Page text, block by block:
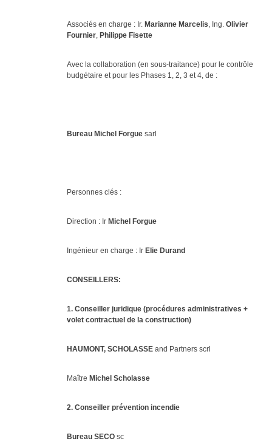
Associés en charge : Ir. Marianne Marcelis, Ing. Olivier
Fournier, Philippe Fisette
Avec la collaboration (en sous-traitance) pour le contrôle
budgétaire et pour les Phases 1, 2, 3 et 4, de :
Bureau Michel Forgue sarl
Personnes clés :
Direction : Ir Michel Forgue
Ingénieur en charge : Ir Elie Durand
CONSEILLERS:
1. Conseiller juridique (procédures administratives +
volet contractuel de la construction)
HAUMONT, SCHOLASSE and Partners scrl
Maître Michel Scholasse
2. Conseiller prévention incendie
Bureau SECO sc